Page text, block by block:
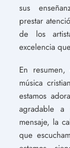
sus
prestar
de los
excelencia
En
música
estamos
agradable
mensaje, la
que